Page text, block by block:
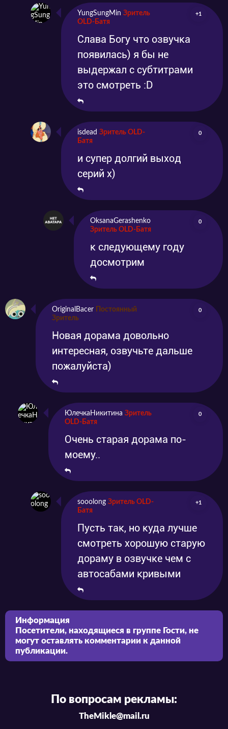
YungSungMin Зритель
OLD-Батя
+1
Слава Богу что озвучка
появилась) я бы не
выдержал с субтитрами
это смотреть :D
isdead Зритель OLD-
Батя
0
и супер долгий выход
серий х)
OksanaGerashenko
Зритель OLD-Батя
0
к следующему году
досмотрим
OriginalBacer
Постоянный
Зритель
0
Новая дорама довольно
интересная, озвучьте дальше
пожалуйста)
ЮлечкаНикитина Зритель
OLD-Батя
0
Очень старая дорама по-
моему..
sooolong Зритель OLD-
Батя
+1
Пусть так, но куда лучше
смотреть хорошую старую
дораму в озвучке чем с
автосабами кривыми
Информация
Посетители, находящиеся в группе Гости, не
могут оставлять комментарии к данной
публикации.
По вопросам рекламы:
TheMikle@mail.ru